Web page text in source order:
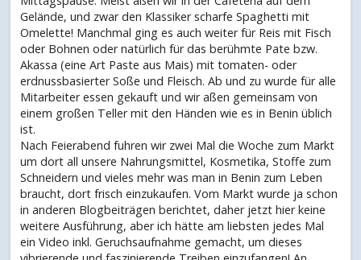
Gelände, und zwar den Klassiker scharfe Spaghetti mit
Omelette! Manchmal ging es auch weiter für Reis mit Fisch
oder Bohnen oder natürlich für das berühmte Pate bzw.
Akassa (eine Art Paste aus Mais) mit tomaten- oder
erdnussbasierter Soße und Fleisch. Ab und zu wurde für alle
Mitarbeiter essen gekauft und wir aßen gemeinsam von
einem großen Teller mit den Händen wie es in Benin üblich
ist.
Nach Feierabend fuhren wir zwei Mal die Woche zum Markt
um dort all unsere Nahrungsmittel, Kosmetika, Stoffe zum
Schneidern und vieles mehr was man in Benin zum Leben
braucht, dort frisch einzukaufen. Vom Markt wurde ja schon
in anderen Blogbeiträgen berichtet, daher jetzt hier keine
weitere Ausführung, aber ich hätte am liebsten jedes Mal
ein Video inkl. Geruchsaufnahme gemacht, um dieses